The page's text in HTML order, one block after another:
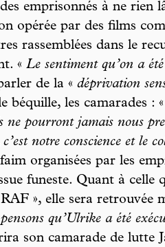
emprisonnés à ne rien
opérée par des films
rassemblées dans le
« Le sentiment qu’on a été
de la « déprivation
béquille, les camarades : «
ne pourront jamais nous
notre conscience et le
organisées par les
funeste. Quant à celle
», elle sera retrouvée
qu’Ulrike a été
son camarade de lutte